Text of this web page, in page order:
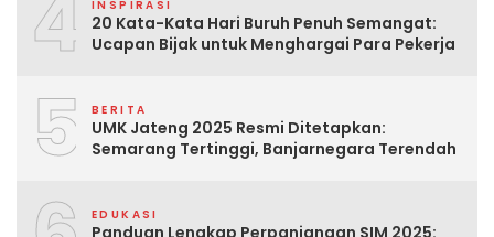
4 INSPIRASI
20 Kata-Kata Hari Buruh Penuh Semangat:
Ucapan Bijak untuk Menghargai Para Pekerja
5 BERITA
UMK Jateng 2025 Resmi Ditetapkan:
Semarang Tertinggi, Banjarnegara Terendah
EDUKASI
Panduan Lengkap Perpanjangan SIM 2025: